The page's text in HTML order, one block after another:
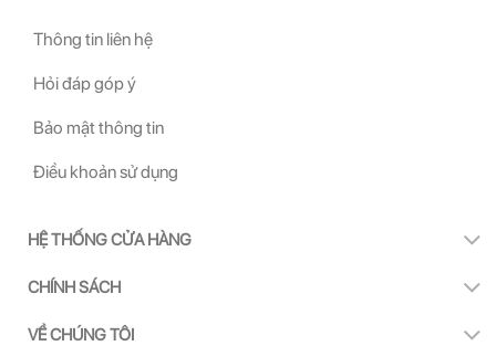
Thông tin liên hệ
Hỏi đáp góp ý
Bảo mật thông tin
Điều khoản sử dụng
HỆ THỐNG CỬA HÀNG
CHÍNH SÁCH
VỀ CHÚNG TÔI